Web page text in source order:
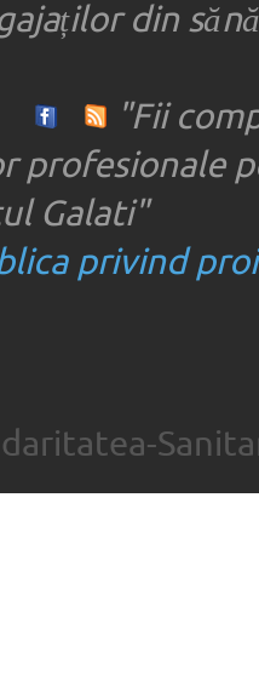
din
"Fii
profesionale
Galati"
privind